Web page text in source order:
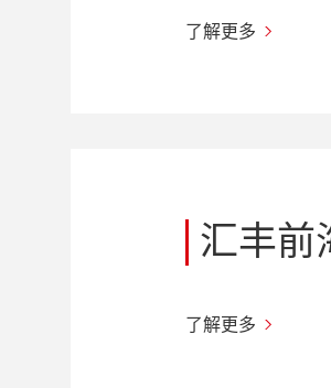
了解更多
汇丰前
了解更多